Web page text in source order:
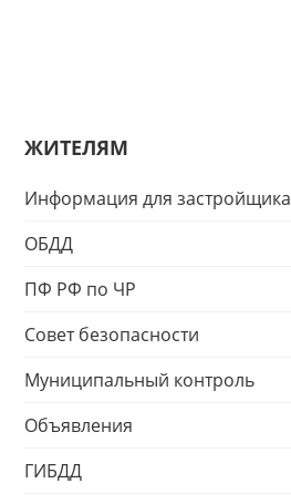
ЖИТЕЛЯМ
Информация для застройщика
ОБДД
ПФ РФ по ЧР
Совет безопасности
Муниципальный контроль
Объявления
ГИБДД